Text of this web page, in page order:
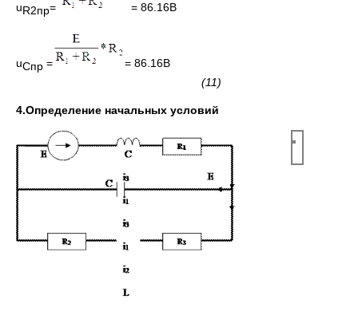
uR2пр= = 86.16В
uСпр =
= 86.16В
(11)
4.Определение начальных условий